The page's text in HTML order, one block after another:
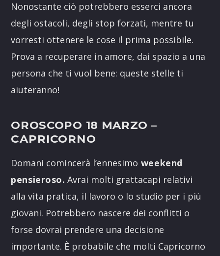
Nonostante ciò potrebbero esserci ancora
degli ostacoli, degli stop forzati, mentre tu
vorresti ottenere le cose il prima possibile.
Prova a recuperare in amore, dai spazio a una
persona che ti vuol bene: queste stelle ti
aiuteranno!
OROSCOPO 18 MARZO –
CAPRICORNO
Domani comincerà l’ennesimo weekend
pensieroso. Avrai molti grattacapi relativi
alla vita pratica, il lavoro o lo studio per i più
giovani. Potrebbero nascere dei conflitti o
forse dovrai prendere una decisione
importante. È probabile che molti Capricorno